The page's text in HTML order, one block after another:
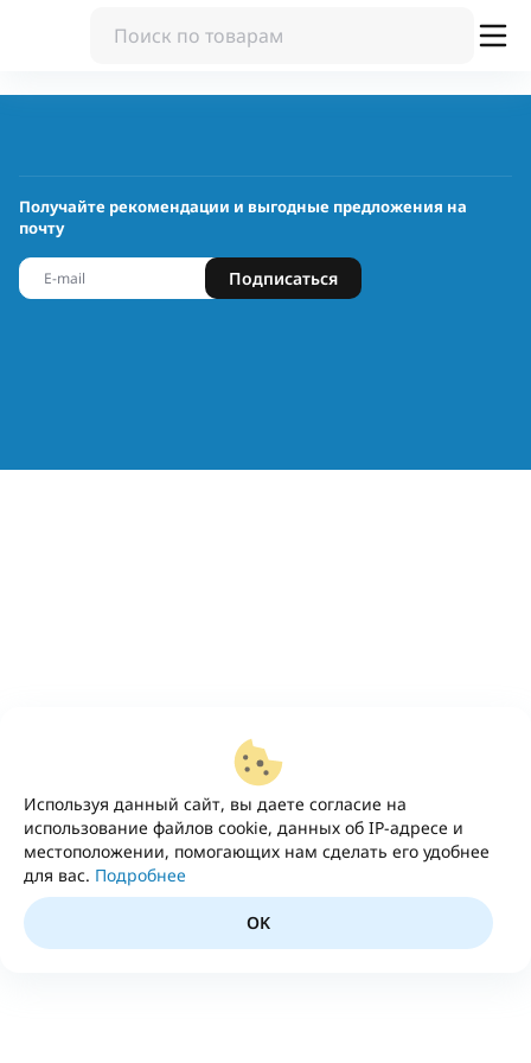
Используя данный сайт, вы даете согласие на
использование файлов cookie, данных об IP-адресе и
местоположении, помогающих нам сделать его удобнее
для вас. Подробнее
OK
Получайте рекомендации и выгодные предложения на
почту
Подписаться